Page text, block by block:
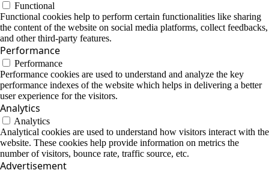
Functional
Functional cookies help to perform certain functionalities like sharing
the content of the website on social media platforms, collect feedbacks,
and other third-party features.
Performance
Performance
Performance cookies are used to understand and analyze the key
performance indexes of the website which helps in delivering a better
user experience for the visitors.
Analytics
Analytics
Analytical cookies are used to understand how visitors interact with the
website. These cookies help provide information on metrics the
number of visitors, bounce rate, traffic source, etc.
Advertisement